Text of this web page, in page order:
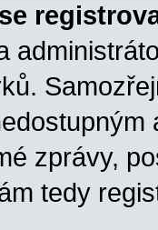
zprávy,
tedy